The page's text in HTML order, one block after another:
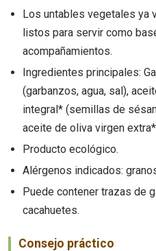
Los untables vegetales ya
listos para servir como
acompañamientos.
Ingredientes principales:
(garbanzos, agua, sal),
integral* (semillas de
aceite de oliva virgen extra*
Producto ecológico.
Alérgenos indicados:
Puede contener trazas de
cacahuetes.
Consejo práctico